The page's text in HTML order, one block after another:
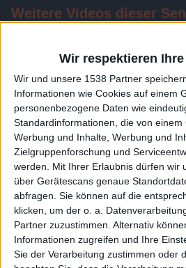
Wir respektieren
Wir und unsere 1538 Partner
Informationen wie Cookies auf einem
personenbezogene Daten wie
Standardinformationen, die von
Werbung und Inhalte, Werbung und
Zielgruppenforschung und
werden. Mit Ihrer Erlaubnis dürfen wir
über Gerätescans genaue
abfragen. Sie können auf die
klicken, um der o. a.
Partner zuzustimmen. Alternativ
Informationen zugreifen und Ihre
Sie der Verarbeitung zustimmen oder
Weitere Videos dieser
Folge 597